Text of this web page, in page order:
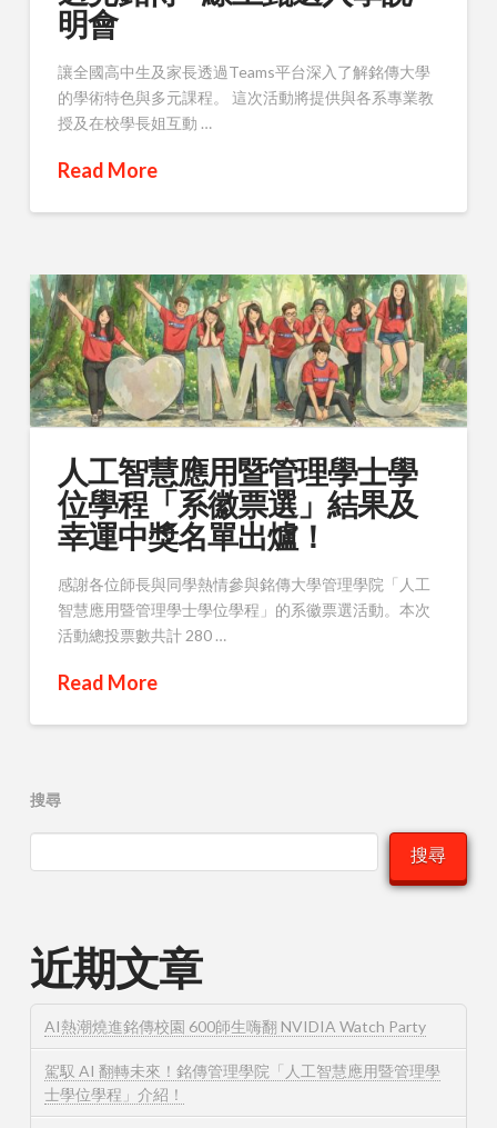
明會
讓全國高中生及家長透過Teams平台深入了解銘傳大學
的學術特色與多元課程。 這次活動將提供與各系專業教
授及在校學長姐互動 …
Read More
人工智慧應用暨管理學士學
位學程「系徽票選」結果及
幸運中獎名單出爐！
感謝各位師長與同學熱情參與銘傳大學管理學院「人工
智慧應用暨管理學士學位學程」的系徽票選活動。本次
活動總投票數共計 280 …
Read More
搜尋
搜尋
近期文章
AI熱潮燒進銘傳校園 600師生嗨翻 NVIDIA Watch Party
駕馭 AI 翻轉未來！銘傳管理學院「人工智慧應用暨管理學
士學位學程」介紹！